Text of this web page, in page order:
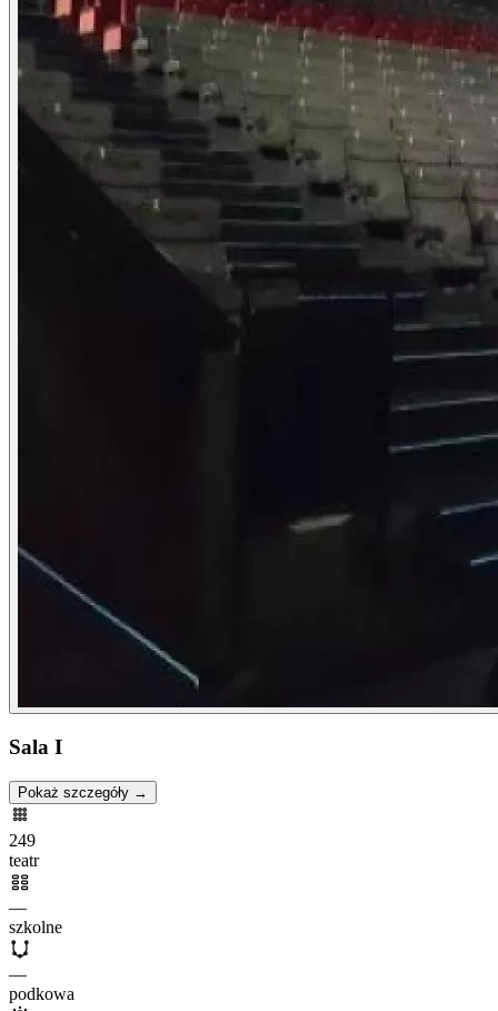
Sala I
Pokaż szczegóły →
249
teatr
—
szkolne
—
podkowa